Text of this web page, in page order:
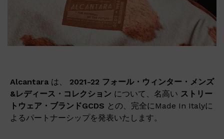
Alcantara は、 2021-22 フォール・ウィンター・メンズ
&レディース・コレクション について、名高い ストリー
トウェア・ブランドGCDS との、完全にMade In Italyに
よるパートナーシップを発表いたします。